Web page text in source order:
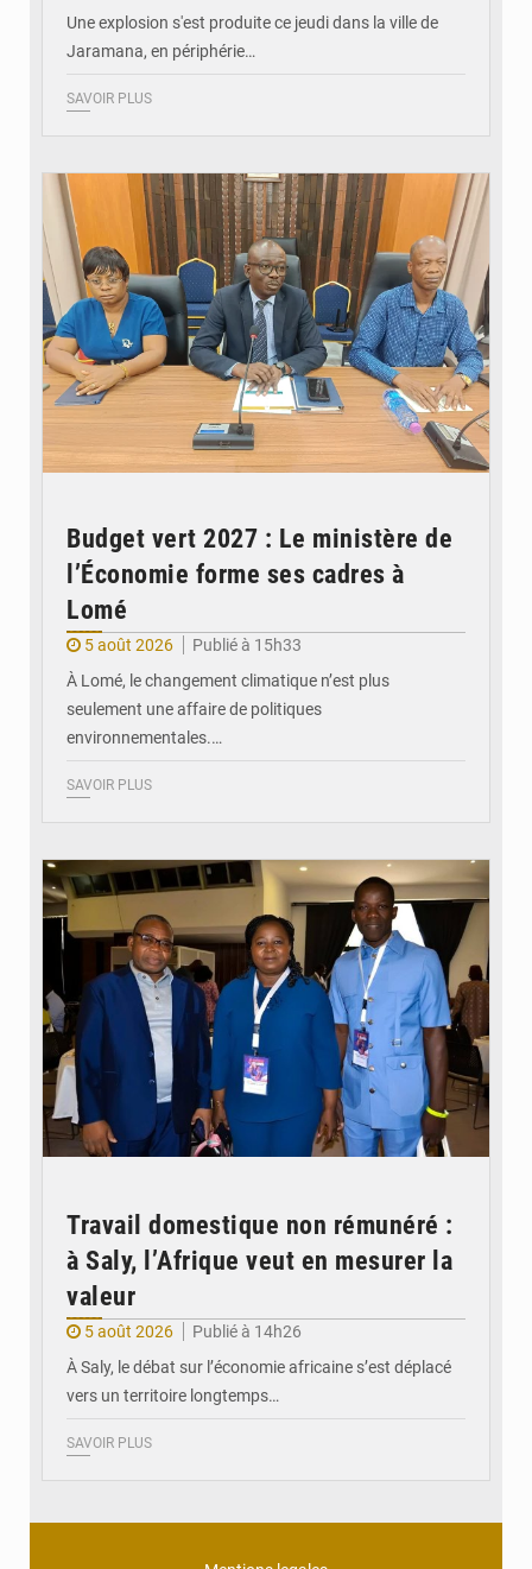
Une explosion s'est produite ce jeudi dans la ville de
Jaramana, en périphérie…
SAVOIR PLUS
Budget vert 2027 : Le ministère de
l’Économie forme ses cadres à
Lomé
5 août 2026
Publié à 15h33
À Lomé, le changement climatique n’est plus
seulement une affaire de politiques
environnementales.…
SAVOIR PLUS
Travail domestique non rémunéré :
à Saly, l’Afrique veut en mesurer la
valeur
5 août 2026
Publié à 14h26
À Saly, le débat sur l’économie africaine s’est déplacé
vers un territoire longtemps…
SAVOIR PLUS